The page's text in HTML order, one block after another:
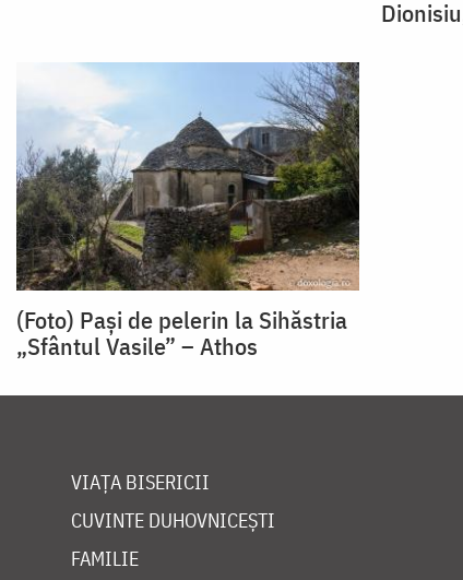
(Foto) Pași de pelerin la Sihăstria
„Sfântul Vasile” – Athos
VIAȚA BISERICII
CUVINTE DUHOVNICEȘTI
FAMILIE